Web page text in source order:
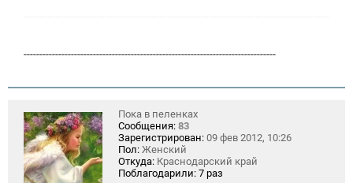
--------------------------------------------------------------------------------
Пока в пеленках
Сообщения: 83
Зарегистрирован: 09 фев 2012, 10:26
Пол: Женский
Откуда: Краснодарский край
Поблагодарили: 7 раз